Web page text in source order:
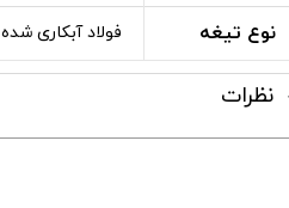
نوع تیغه فولاد آبکاری شده
نظرات